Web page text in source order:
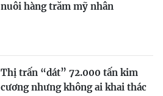
nuôi hàng trăm mỹ nhân
Thị trấn “dát” 72.000 tấn kim
cương nhưng không ai khai thác